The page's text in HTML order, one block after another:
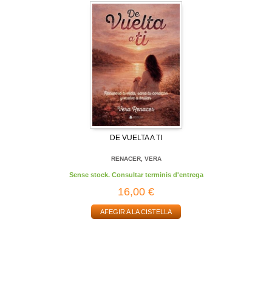
DE VUELTA A TI
RENACER, VERA
Sense stock. Consultar terminis d'entrega
16,00 €
AFEGIR A LA CISTELLA